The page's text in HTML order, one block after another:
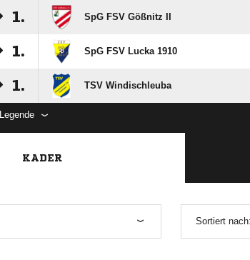
1. SpG FSV Gößnitz II
1. SpG FSV Lucka 1910
1. TSV Windischleuba
Legende
KADER
Sortiert nach: